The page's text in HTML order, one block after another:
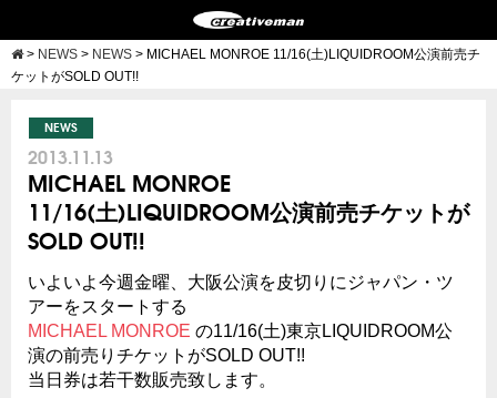
> NEWS > NEWS > MICHAEL MONROE 11/16(土)LIQUIDROOM公演前売チ
ケットがSOLD OUT!!
NEWS
2013.11.13
MICHAEL MONROE
11/16(土)LIQUIDROOM公演前売チケットが
SOLD OUT!!
いよいよ今週金曜、大阪公演を皮切りにジャパン・ツ
アーをスタートする
MICHAEL MONROE の11/16(土)東京LIQUIDROOM公
演の前売りチケットがSOLD OUT!!
当日券は若干数販売致します。